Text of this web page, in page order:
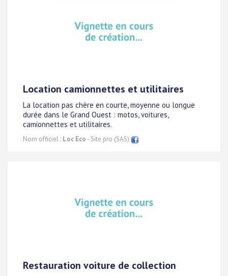
Location camionnettes et utilitaires
La location pas chère en courte, moyenne ou longue
durée dans le Grand Ouest : motos, voitures,
camionnettes et utilitaires.
Nom officiel : Loc Eco - Site pro (SAS)
Restauration voiture de collection